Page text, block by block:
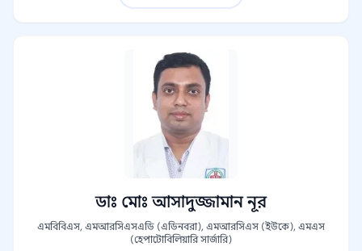
ডাঃ মোঃ আসাদুজ্জামান নূর
এমবিবিএস, এমআরসিএসএডি (এডিনবরা), এমআরসিএস (ইউকে), এমএস
(হেপাটোবিলিয়ারি সার্জারি)